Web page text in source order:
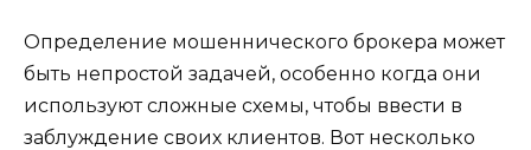
Определение мошеннического брокера может
быть непростой задачей, особенно когда они
используют сложные схемы, чтобы ввести в
заблуждение своих клиентов. Вот несколько